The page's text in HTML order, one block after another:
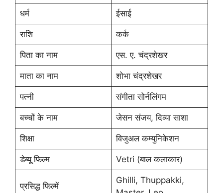
धर्म ईसाई
राशि कर्क
पिता का नाम एस. ए. चंद्रशेखर
माता का नाम शोभा चंद्रशेखर
पत्नी संगीता सोर्नलिंगम
बच्चों के नाम जेसन संजय, दिव्या साशा
शिक्षा विजुअल कम्युनिकेशन
डेब्यू फिल्म Vetri (बाल कलाकार)
प्रसिद्ध फिल्में
Ghilli, Thuppakki,